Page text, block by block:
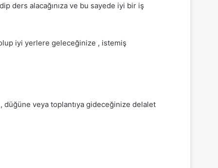
ders alacağınıza ve bu sayede iyi bir iş
iyi yerlere geleceğinize , istemiş
düğüne veya toplantıya gideceğinize delalet